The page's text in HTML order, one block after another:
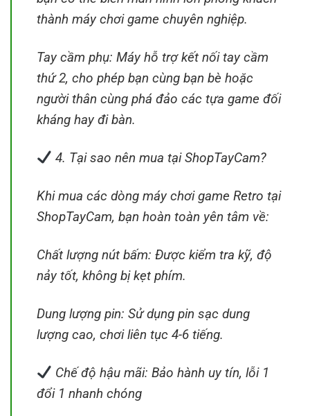
thành máy chơi game chuyên nghiệp.
Tay cầm phụ: Máy hỗ trợ kết nối tay cầm
thứ 2, cho phép bạn cùng bạn bè hoặc
người thân cùng phá đảo các tựa game đối
kháng hay đi bàn.
4. Tại sao nên mua tại ShopTayCam?
Khi mua các dòng máy chơi game Retro tại
ShopTayCam, bạn hoàn toàn yên tâm về:
Chất lượng nút bấm: Được kiểm tra kỹ, độ
nảy tốt, không bị kẹt phím.
Dung lượng pin: Sử dụng pin sạc dung
lượng cao, chơi liên tục 4-6 tiếng.
Chế độ hậu mãi: Bảo hành uy tín, lỗi 1
đổi 1 nhanh chóng